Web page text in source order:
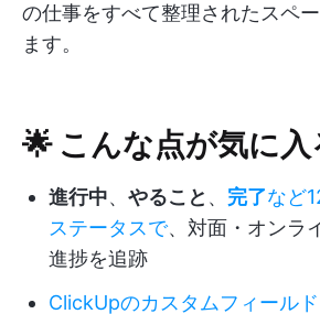
の仕事をすべて整理されたスペ
ます。
🌟 こんな点が気に入
進行中、 やること 、 完了など
ステータスで、対面・オンラ
進捗を追跡
ClickUpのカスタムフィールド